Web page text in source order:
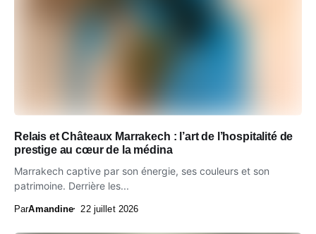
Relais et Châteaux Marrakech : l’art de l’hospitalité de
prestige au cœur de la médina
Marrakech captive par son énergie, ses couleurs et son
patrimoine. Derrière les...
ParAmandine 22 juillet 2026